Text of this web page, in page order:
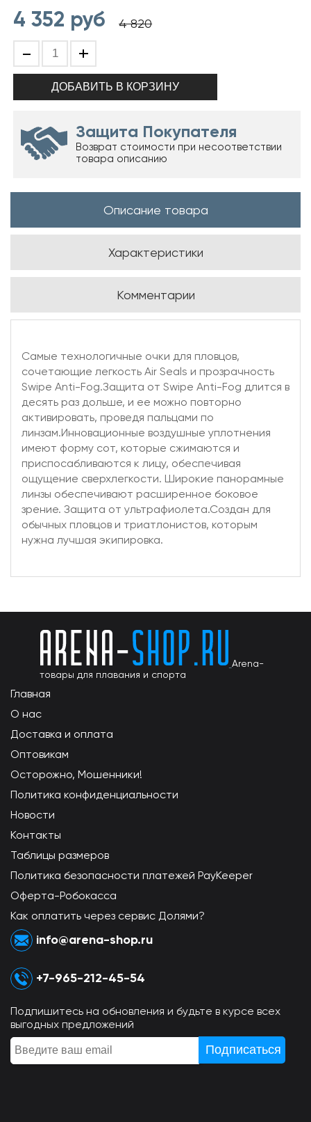
4 352 руб 4 820
- +
Защита Покупателя
Возврат стоимости при несоответствии
товара описанию
Описание товара
Характеристики
Комментарии
Самые технологичные очки для пловцов,
сочетающие легкость Air Seals и прозрачность
Swipe Anti-Fog.Защита от Swipe Anti-Fog длится в
десять раз дольше, и ее можно повторно
активировать, проведя пальцами по
линзам.Инновационные воздушные уплотнения
имеют форму сот, которые сжимаются и
приспосабливаются к лицу, обеспечивая
ощущение сверхлегкости. Широкие панорамные
линзы обеспечивают расширенное боковое
зрение. Защита от ультрафиолета.Создан для
обычных пловцов и триатлонистов, которым
нужна лучшая экипировка.
Arena-
товары для плавания и спорта
Главная
О нас
Доставка и оплата
Оптовикам
Осторожно, Мошенники!
Политика конфиденциальности
Новости
Контакты
Таблицы размеров
Политика безопасности платежей PayKeeper
Оферта-Робокасса
Как оплатить через сервис Долями?
info@arena-shop.ru
+7-965-212-45-54
Подпишитесь на обновления и будьте в курсе всех
выгодных предложений